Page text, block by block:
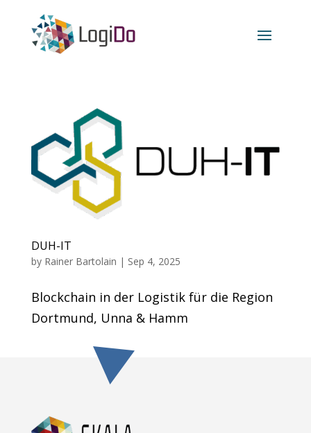
DUH-IT
by Rainer Bartolain | Sep 4, 2025
Blockchain in der Logistik für die Region
Dortmund, Unna & Hamm